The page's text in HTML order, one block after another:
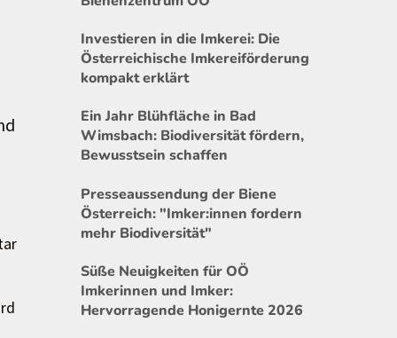
Investieren in die Imkerei: Die
Österreichische Imkereiförderung
kompakt erklärt
Ein Jahr Blühfläche in Bad
Wimsbach: Biodiversität fördern,
Bewusstsein schaffen
Presseaussendung der Biene
Österreich: "Imker:innen fordern
mehr Biodiversität"
Süße Neuigkeiten für OÖ
Imkerinnen und Imker:
Hervorragende Honigernte 2026